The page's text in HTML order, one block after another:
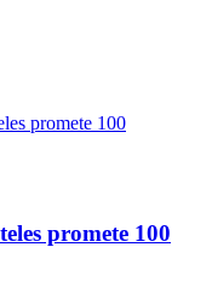
promete 100